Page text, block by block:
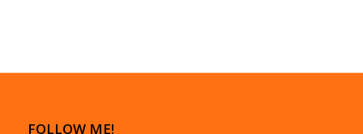
FOLLOW ME!